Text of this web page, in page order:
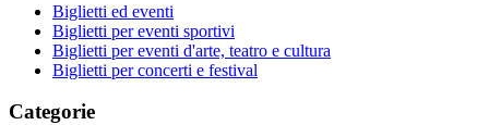
Biglietti ed eventi
Biglietti per eventi sportivi
Biglietti per eventi d'arte, teatro e cultura
Biglietti per concerti e festival
Categorie